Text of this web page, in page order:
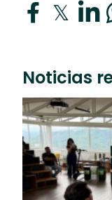
Noticias